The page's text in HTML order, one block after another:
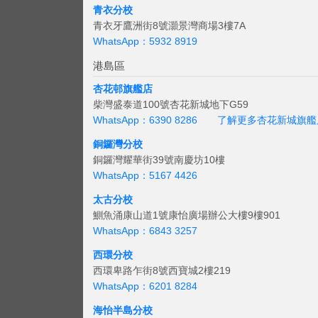
青衣分校
青衣牙鷹洲街8號灝景灣商場3樓7A
WhatsApp：5932 8919
港島區
杏花邨旗艦店
柴灣盛泰道100號杏花新城地下G59
WhatsApp：6390 8286
了解更多杏花新城旗
銅鑼灣分校
銅鑼灣耀華街39號南慶坊10樓
WhatsApp：5167 4426
太古分校
鰂魚涌康山道1號康怡廣場辦公大樓9樓901
WhatsApp：6843 3257
西環分校
西環卑路乍街8號西寶城2樓219
WhatsApp：6201 8284
海怡半島分校